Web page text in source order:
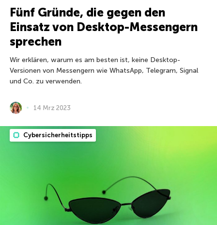
Fünf Gründe, die gegen den
Einsatz von Desktop-Messengern
sprechen
Wir erklären, warum es am besten ist, keine Desktop-
Versionen von Messengern wie WhatsApp, Telegram, Signal
und Co. zu verwenden.
14 Mrz 2023
Cybersicherheitstipps